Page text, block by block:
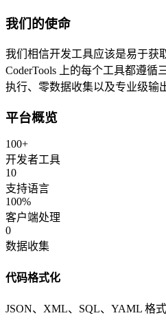
我们的使命
我们相信开发工具应该是易于获
CoderTools 上的每个工具都遵循
执行、零数据收集以及专业级输
平台概览
100+
开发者工具
10
支持语言
100%
客户端处理
0
数据收集
代码格式化
JSON、XML、SQL、YAML 格